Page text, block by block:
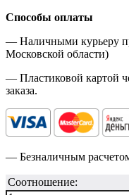
Способы оплаты
— Наличными курьеру
Московской области)
— Пластиковой картой
заказа.
— Безналичным
Соотношение: